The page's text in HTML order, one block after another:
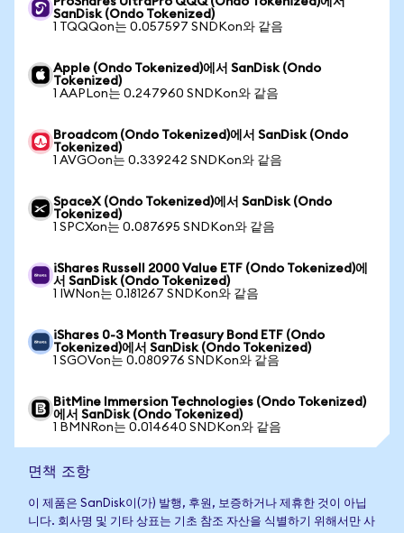
SanDisk (Ondo Tokenized)
1 TQQQon는 0.057597 SNDKon와 같음
Apple (Ondo Tokenized)에서 SanDisk (Ondo
Tokenized)
1 AAPLon는 0.247960 SNDKon와 같음
Broadcom (Ondo Tokenized)에서 SanDisk (Ondo
Tokenized)
1 AVGOon는 0.339242 SNDKon와 같음
SpaceX (Ondo Tokenized)에서 SanDisk (Ondo
Tokenized)
1 SPCXon는 0.087695 SNDKon와 같음
iShares Russell 2000 Value ETF (Ondo Tokenized)에
서 SanDisk (Ondo Tokenized)
1 IWNon는 0.181267 SNDKon와 같음
iShares 0-3 Month Treasury Bond ETF (Ondo
Tokenized)에서 SanDisk (Ondo Tokenized)
1 SGOVon는 0.080976 SNDKon와 같음
BitMine Immersion Technologies (Ondo Tokenized)
에서 SanDisk (Ondo Tokenized)
1 BMNRon는 0.014640 SNDKon와 같음
면책 조항
이 제품은 SanDisk이(가) 발행, 후원, 보증하거나 제휴한 것이 아닙
니다. 회사명 및 기타 상표는 기초 참조 자산을 식별하기 위해서만 사